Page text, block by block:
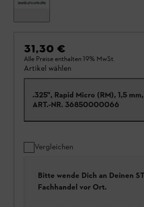
31,30 €
Alle Preise enthalten 19% MwSt.
Artikel wählen
.325", Rapid Micro (RM), 1,5
ART.-NR. 36850000066
Vergleichen
Bitte wende Dich an Deinen
Fachhandel vor Ort.